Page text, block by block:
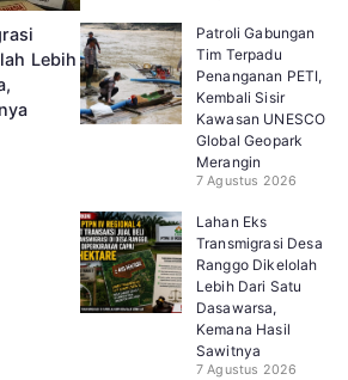
Lebih
Patroli Gabungan
Tim Terpadu
Penanganan PETI,
Kembali Sisir
Kawasan UNESCO
Global Geopark
Merangin
7 Agustus 2026
Lahan Eks
Transmigrasi Desa
Ranggo Dikelolah
Lebih Dari Satu
Dasawarsa,
Kemana Hasil
Sawitnya
7 Agustus 2026